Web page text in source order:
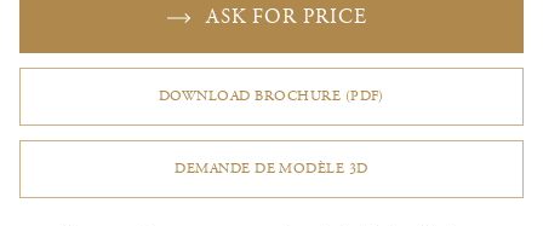
ASK FOR PRICE
DOWNLOAD BROCHURE (PDF)
DEMANDE DE MODÈLE 3D